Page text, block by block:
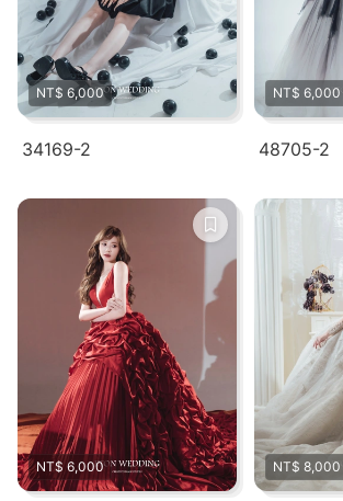
NT$ 6,000
34169-2
NT$ 6,000
48705-2
NT$ 6,000 NT$ 8,000